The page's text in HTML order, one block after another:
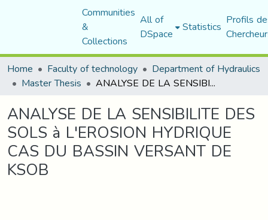
Communities
&
Collections
All of
DSpace Statistics Profils
Home
Faculty of technology Department of Hydraulics
Master Thesis ANALYSE DE LA SENSIBILITE DES SOLS à L'EROSION HYDRIQUE CAS DU BASSIN VERSANT DE KSOB
ANALYSE DE LA SENSIBILITE DES
SOLS à L'EROSION HYDRIQUE
CAS DU BASSIN VERSANT DE
KSOB